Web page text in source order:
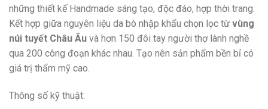
những thiết kế Handmade sáng tạo, độc đáo, hợp thời trang.
Kết hợp giữa nguyên liệu da bò nhập khẩu chọn lọc từ vùng
núi tuyết Châu Âu và hơn 150 đôi tay người thợ lành nghề
qua 200 công đoạn khác nhau. Tạo nên sản phẩm bền bỉ có
giá trị thẩm mỹ cao.
Thông số kỹ thuật: